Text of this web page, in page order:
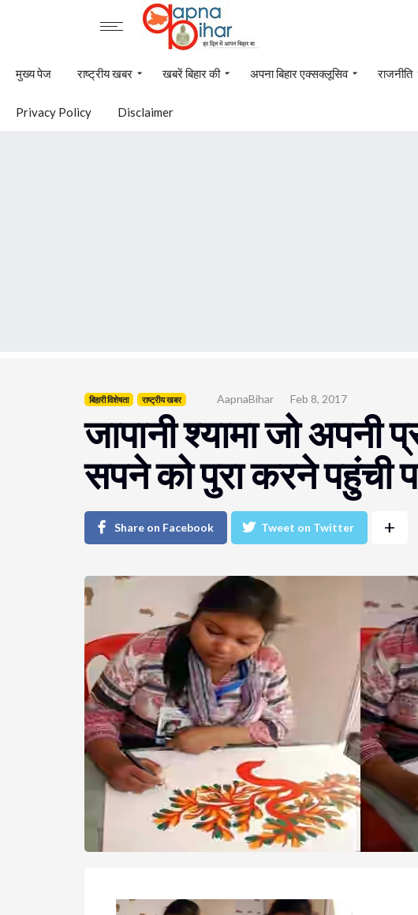
मुख्य पेज राष्ट्रीय खबर खबरें बिहार की अपना बिहार एक्सक्लूसिव राजनीति
Privacy Policy Disclaimer
बिहारी विशेषता राष्ट्रीय खबर AapnaBihar Feb 8, 2017
जापानी श्यामा जो अपनी
सपने को पुरा करने पहुंची
Share on Facebook Tweet on Twitter +